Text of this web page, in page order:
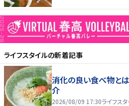
ライフスタイルの新着記事
消化の良い食べ物と
介
2026/08/09 17:30ライフス